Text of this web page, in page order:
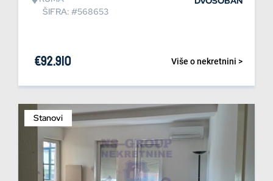
ŠIFRA: #568653
Više o nekretnini >
€92.910
Stanovi